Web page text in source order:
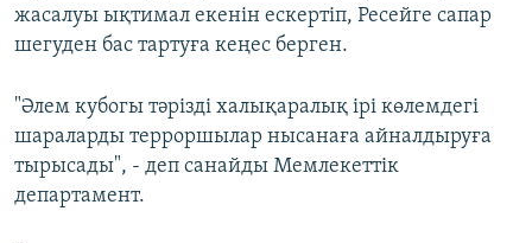
жасалуы ықтимал екенін ескертіп, Ресейге сапар
шегуден бас тартуға кеңес берген.
"Әлем кубогы тәрізді халықаралық ірі көлемдегі
шараларды терроршылар нысанаға айналдыруға
тырысады", - деп санайды Мемлекеттік
департамент.